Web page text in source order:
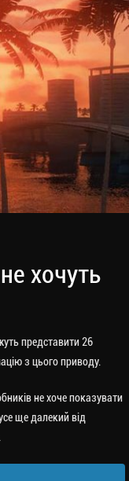
хочуть
представити 26
з цього приводу.
не хоче показувати
ще далекий від